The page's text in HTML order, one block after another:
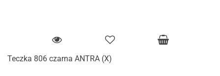
Teczka 806 czarna ANTRA (X)